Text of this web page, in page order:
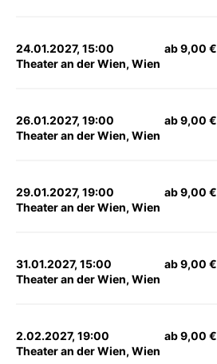
24.01.2027, 15:00
Theater an der Wien, Wien
ab 9,00 €
26.01.2027, 19:00
Theater an der Wien, Wien
ab 9,00 €
29.01.2027, 19:00
Theater an der Wien, Wien
ab 9,00 €
31.01.2027, 15:00
Theater an der Wien, Wien
ab 9,00 €
2.02.2027, 19:00
Theater an der Wien, Wien
ab 9,00 €